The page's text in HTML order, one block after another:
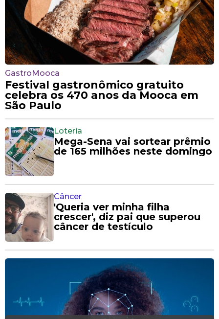
GastroMooca
Festival gastronômico gratuito
celebra os 470 anos da Mooca em
São Paulo
Loteria
Mega-Sena vai sortear prêmio
de 165 milhões neste domingo
Câncer
'Queria ver minha filha
crescer', diz pai que superou
câncer de testículo